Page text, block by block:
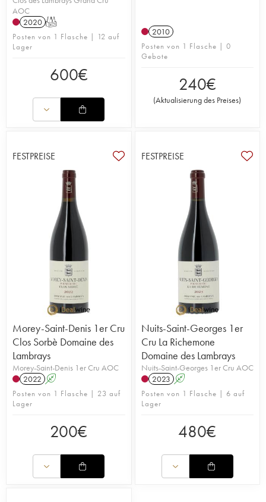
AOC
2020 T
Posten von 1 Flasche | 12 auf
Lager
600€
2010
Posten von 1 Flasche | 0
Gebote
240€
(Aktualisierung des Preises)
FESTPREISE
Morey-Saint-Denis 1er Cru
Clos Sorbè Domaine des
Lambrays
Morey-Saint-Denis 1er Cru AOC
2022 A
Posten von 1 Flasche | 23 auf
Lager
200€
FESTPREISE
Nuits-Saint-Georges 1er
Cru La Richemone
Domaine des Lambrays
Nuits-Saint-Georges 1er Cru AOC
2023 A
Posten von 1 Flasche | 6 auf
Lager
480€